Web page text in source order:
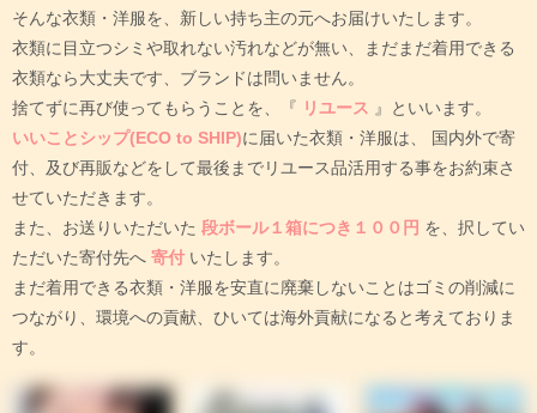
そんな衣類・洋服を、新しい持ち主の元へお届けいたします。
衣類に目立つシミや取れない汚れなどが無い、まだまだ着用できる
衣類なら大丈夫です、ブランドは問いません。
捨てずに再び使ってもらうことを、『 リユース 』といいます。
いいことシップ(ECO to SHIP)に届いた衣類・洋服は、
国内外で寄
付、及び再販などをして最後までリユース品活用する事をお約束さ
せていただきます。
また、お送りいただいた 段ボール１箱につき１００円 を、択してい
ただいた寄付先へ 寄付 いたします。
まだ着用できる衣類・洋服を安直に廃棄しないことはゴミの削減に
つながり、環境への貢献、ひいては海外貢献になると考えておりま
す。